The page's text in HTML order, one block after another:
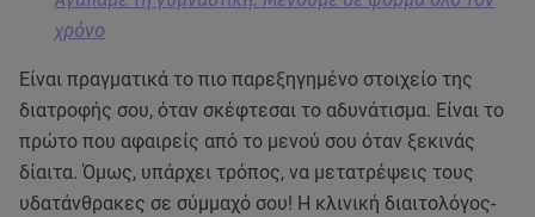
χρόνο
Είναι πραγματικά το πιο παρεξηγημένο στοιχείο της
διατροφής σου, όταν σκέφτεσαι το αδυνάτισμα. Είναι το
πρώτο που αφαιρείς από το μενού σου όταν ξεκινάς
δίαιτα. Όμως, υπάρχει τρόπος, να μετατρέψεις τους
υδατάνθρακες σε σύμμαχό σου! Η κλινική διαιτολόγος-